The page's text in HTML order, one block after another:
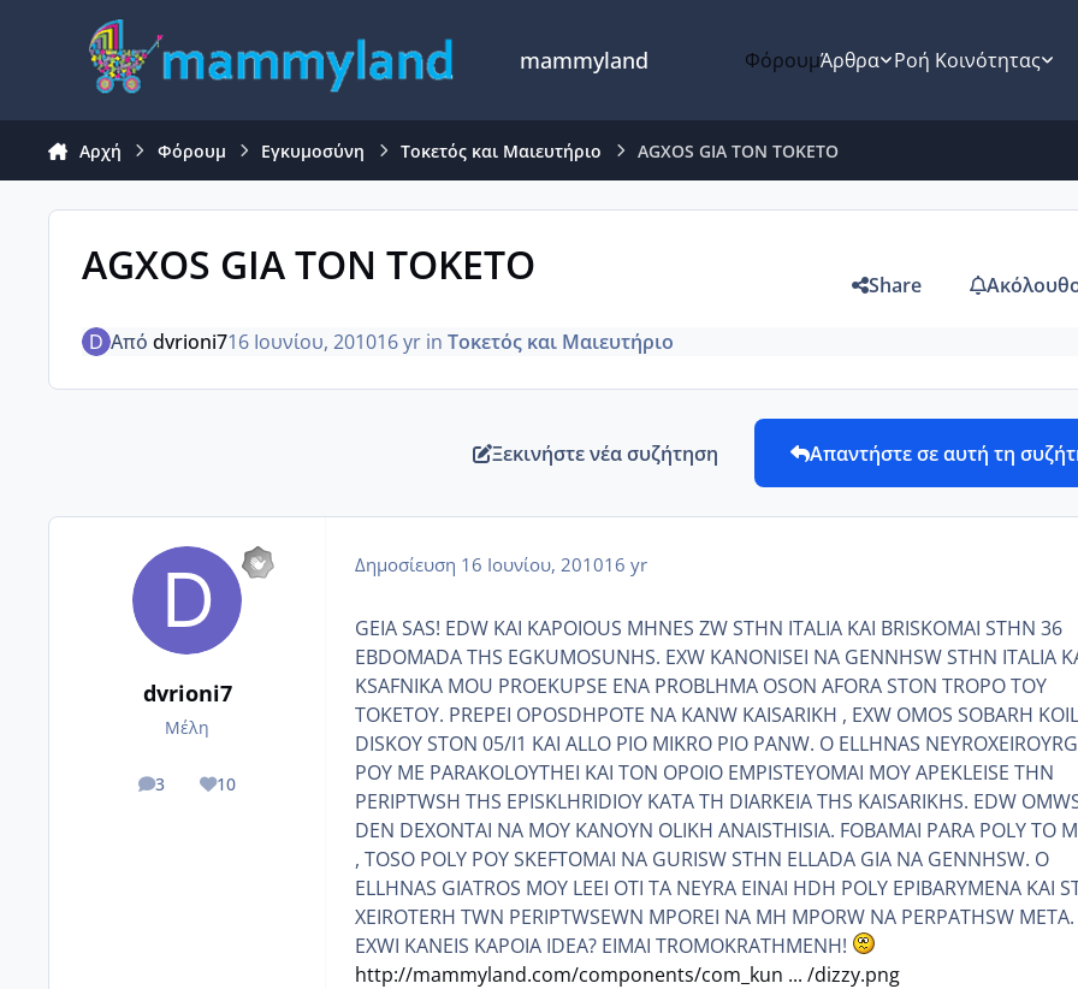
Μετάβαση σε περιεχόμενο
mammyland ΦόρουμΆρθρα Ροή Κοινότητας
Αρχή Φόρουμ Εγκυμοσύνη Τοκετός και Μαιευτήριο AGXOS GIA TON TOKETO
AGXOS GIA TON TOKETO Share
Απόdvrioni716 Ιουνίου, 201016 yr inΤοκετός και Μαιευτήριο
Ξεκινήστε νέα συζήτηση Απαντήστε σε αυτή τη
dvrioni7
Μέλη
3
posts 10
Reputation
Δημοσίευση 16 Ιουνίου, 201016 yr
GEIA SAS! EDW KAI KAPOIOUS MHNES ZW STHN ITALIA KAI BRISKOMAI STHN 36
EBDOMADA THS EGKUMOSUNHS. EXW KANONISEI NA GENNHSW STHN ITALIA
KSAFNIKA MOU PROEKUPSE ENA PROBLHMA OSON AFORA STON TROPO TOY
TOKETOY. PREPEI OPOSDHPOTE NA KANW KAISARIKH , EXW OMOS SOBARH
DISKOY STON 05/I1 KAI ALLO PIO MIKRO PIO PANW. O ELLHNAS
POY ME PARAKOLOYTHEI KAI TON OPOIO EMPISTEYOMAI MOY APEKLEISE THN
PERIPTWSH THS EPISKLHRIDIOY KATA TH DIARKEIA THS KAISARIKHS. EDW
DEN DEXONTAI NA MOY KANOYN OLIKH ANAISTHISIA. FOBAMAI PARA POLY TO
, TOSO POLY POY SKEFTOMAI NA GURISW STHN ELLADA GIA NA GENNHSW. O
ELLHNAS GIATROS MOY LEEI OTI TA NEYRA EINAI HDH POLY EPIBARYMENA KAI
XEIROTERH TWN PERIPTWSEWN MPOREI NA MH MPORW NA PERPATHSW META.
EXWI KANEIS KAPOIA IDEA? EIMAI TROMOKRATHMENH!
http://mammyland.com/components/com_kun ... /dizzy.png